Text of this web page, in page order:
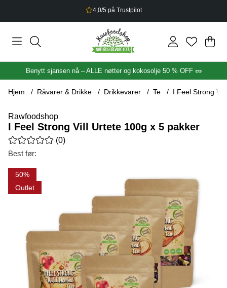
2,5% bonus på alt du handler
.
Benytt sjansen nå – ALLE nøtter og kokosolje 50 % OFF 🥜
Hjem Råvarer & Drikke Drikkevarer Te I Feel Strong
Rawfoodshop
I Feel Strong Vill Urtete 100g x 5 pakker
Gjennomsnittlig rangering 0 av 5 Antall vurderinger 0
(0)
Best før:
50
Outlet
Produktbilder I Feel Strong Vill Urtete 100g x 5 pakker